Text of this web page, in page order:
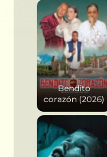
Bendito
corazón (2026)